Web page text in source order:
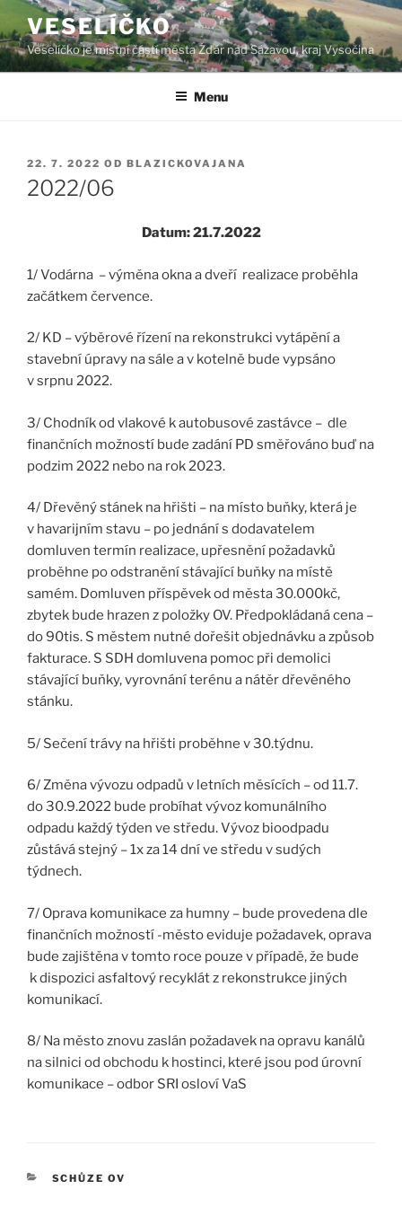
Přejít
k
obsahu
webu
VESELÍČKO
Veselíčko je místní částí města Žďár nad Sázavou, kraj Vysočina
Menu
PUBLIKOVÁNO
22. 7. 2022 OD BLAZICKOVAJANA
2022/06
Datum: 21.7.2022
1/ Vodárna – výměna okna a dveří realizace proběhla
začátkem července.
2/ KD – výběrové řízení na rekonstrukci vytápění a
stavební úpravy na sále a v kotelně bude vypsáno
v srpnu 2022.
3/ Chodník od vlakové k autobusové zastávce – dle
finančních možností bude zadání PD směřováno buď na
podzim 2022 nebo na rok 2023.
4/ Dřevěný stánek na hřišti – na místo buňky, která je
v havarijním stavu – po jednání s dodavatelem
domluven termín realizace, upřesnění požadavků
proběhne po odstranění stávající buňky na místě
samém. Domluven příspěvek od města 30.000kč,
zbytek bude hrazen z položky OV. Předpokládaná cena –
do 90tis. S městem nutné dořešit objednávku a způsob
fakturace. S SDH domluvena pomoc při demolici
stávající buňky, vyrovnání terénu a nátěr dřevěného
stánku.
5/ Sečení trávy na hřišti proběhne v 30.týdnu.
6/ Změna vývozu odpadů v letních měsících – od 11.7.
do 30.9.2022 bude probíhat vývoz komunálního
odpadu každý týden ve středu. Vývoz bioodpadu
zůstává stejný – 1x za 14 dní ve středu v sudých
týdnech.
7/ Oprava komunikace za humny – bude provedena dle
finančních možností -město eviduje požadavek, oprava
bude zajištěna v tomto roce pouze v případě, že bude
k dispozici asfaltový recyklát z rekonstrukce jiných
komunikací.
8/ Na město znovu zaslán požadavek na opravu kanálů
na silnici od obchodu k hostinci, které jsou pod úrovní
komunikace – odbor SRI osloví VaS
RUBRIKY
SCHŮZE OV